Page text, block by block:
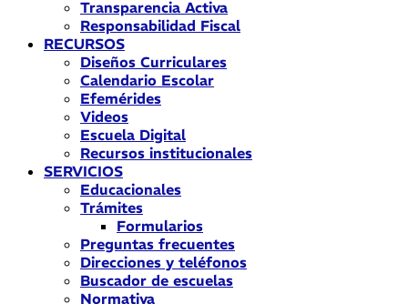
Transparencia Activa
Responsabilidad Fiscal
RECURSOS
Diseños Curriculares
Calendario Escolar
Efemérides
Videos
Escuela Digital
Recursos institucionales
SERVICIOS
Educacionales
Trámites
Formularios
Preguntas frecuentes
Direcciones y teléfonos
Buscador de escuelas
Normativa